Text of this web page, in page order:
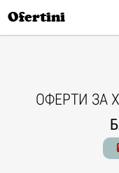
Ofertini
ОФЕРТИ ЗА